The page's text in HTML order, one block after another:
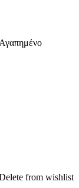
Αγαπημένο
from wishlist